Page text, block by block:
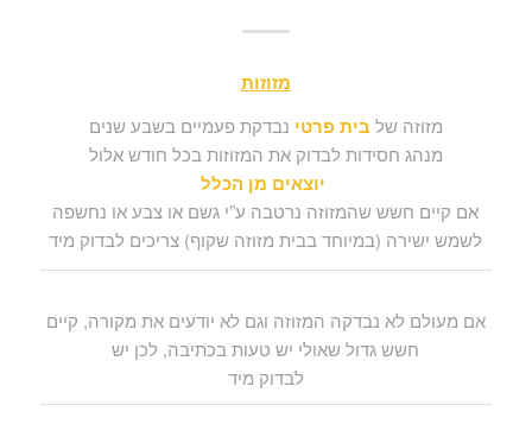
מזוזות
מזוזה של בית פרטי נבדקת פעמיים בשבע שנים
מנהג חסידות לבדוק את המזוזות בכל חודש אלול
אם קיים חשש שהמזוזה נרטבה ע”י גשם או צבע או נחשפה
לשמש ישירה (במיוחד בבית מזוזה שקוף) צריכים לבדוק מיד
אם מעולם לא נבדקה המזוזה וגם לא יודעים את מקורה, קיים
חשש גדול שאולי יש טעות בכתיבה, לכן יש
לבדוק מיד